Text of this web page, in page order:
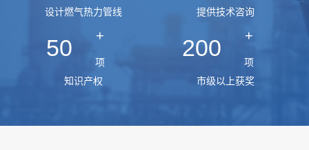
设计燃气热力管线
提供技术咨询
50 +
项
知识产权
200 +
项
市级以上获奖